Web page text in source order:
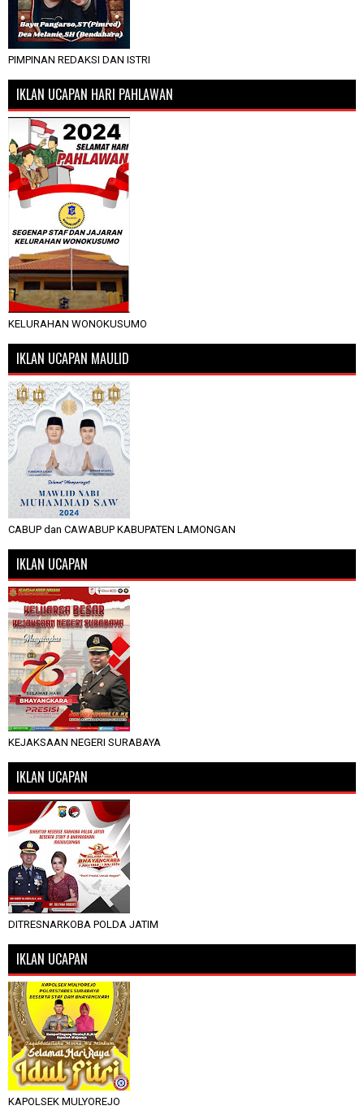
PIMPINAN REDAKSI DAN ISTRI
IKLAN UCAPAN HARI PAHLAWAN
KELURAHAN WONOKUSUMO
IKLAN UCAPAN MAULID
CABUP dan CAWABUP KABUPATEN LAMONGAN
IKLAN UCAPAN
KEJAKSAAN NEGERI SURABAYA
IKLAN UCAPAN
DITRESNARKOBA POLDA JATIM
IKLAN UCAPAN
KAPOLSEK MULYOREJO